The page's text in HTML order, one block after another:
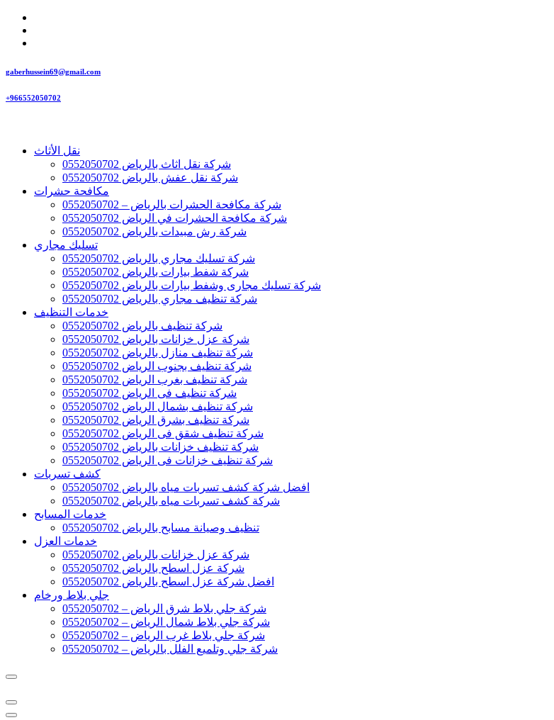
gaberhussein69@gmail.com
+966552050702
نقل الأثاث
شركة نقل اثاث بالرياض 0552050702
شركة نقل عفش بالرياض 0552050702
مكافحة حشرات
شركة مكافحة الحشرات بالرياض – 0552050702
شركة مكافحة الحشرات في الرياض 0552050702
شركة رش مبيدات بالرياض 0552050702
تسليك مجاري
شركة تسليك مجاري بالرياض 0552050702
شركة شفط بيارات بالرياض 0552050702
شركة تسليك مجارى وشفط بيارات بالرياض 0552050702
شركة تنظيف مجاري بالرياض 0552050702
خدمات التنظيف
شركة تنظيف بالرياض 0552050702
شركة عزل خزانات بالرياض 0552050702
شركة تنظيف منازل بالرياض 0552050702
شركة تنظيف بجنوب الرياض 0552050702
شركة تنظيف بغرب الرياض 0552050702
شركة تنظيف فى الرياض 0552050702
شركة تنظيف بشمال الرياض 0552050702
شركة تنظيف بشرق الرياض 0552050702
شركة تنظيف شقق فى الرياض 0552050702
شركة تنظيف خزانات بالرياض 0552050702
شركة تنظيف خزانات فى الرياض 0552050702
كشف تسربات
افضل شركة كشف تسربات مياه بالرياض 0552050702
شركة كشف تسربات مياه بالرياض 0552050702
خدمات المسابح
تنظيف وصيانة مسابح بالرياض 0552050702
خدمات العزل
شركة عزل خزانات بالرياض 0552050702
شركة عزل اسطح بالرياض 0552050702
افضل شركة عزل اسطح بالرياض 0552050702
جلي بلاط ورخام
شركة جلي بلاط شرق الرياض – 0552050702
شركة جلي بلاط شمال الرياض – 0552050702
شركة جلي بلاط غرب الرياض – 0552050702
شركة جلي وتلميع الفلل بالرياض – 0552050702